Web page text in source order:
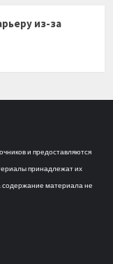
из-за
и предоставляются
принадлежат их
содержание материала не